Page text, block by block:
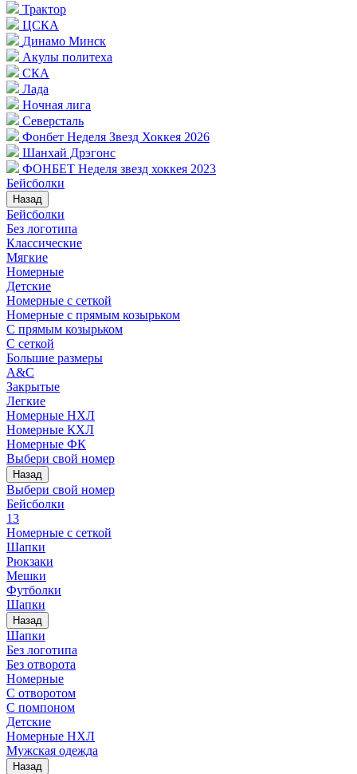
Трактор
ЦСКА
Динамо Минск
Акулы политеха
СКА
Лада
Ночная лига
Северсталь
Фонбет Неделя Звезд Хоккея 2026
Шанхай Дрэгонс
ФОНБЕТ Неделя звезд хоккея 2023
Бейсболки
Назад
Бейсболки
Без логотипа
Классические
Мягкие
Номерные
Детские
Номерные с сеткой
Номерные с прямым козырьком
С прямым козырьком
С сеткой
Большие размеры
A&C
Закрытые
Легкие
Номерные НХЛ
Номерные КХЛ
Номерные ФК
Выбери свой номер
Назад
Выбери свой номер
Бейсболки
13
Номерные с сеткой
Шапки
Рюкзаки
Мешки
Футболки
Шапки
Назад
Шапки
Без логотипа
Без отворота
Номерные
С отворотом
С помпоном
Детские
Номерные НХЛ
Мужская одежда
Назад